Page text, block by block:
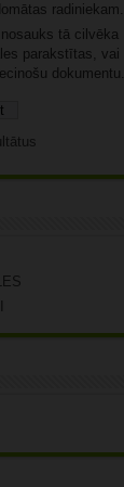
radiniekam.
tā cilvēka
parakstītas, vai
dokumentu.